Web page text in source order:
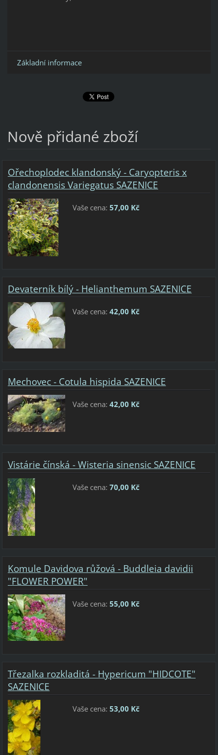
Základní informace
Nově přidané zboží
Ořechoplodec klandonský - Caryopteris x
clandonensis Variegatus SAZENICE
Vaše cena: 57,00 Kč
Devaterník bílý - Helianthemum SAZENICE
Vaše cena: 42,00 Kč
Mechovec - Cotula hispida SAZENICE
Vaše cena: 42,00 Kč
Vistárie čínská - Wisteria sinensic SAZENICE
Vaše cena: 70,00 Kč
Komule Davidova růžová - Buddleia davidii
"FLOWER POWER"
Vaše cena: 55,00 Kč
Třezalka rozkladitá - Hypericum "HIDCOTE"
SAZENICE
Vaše cena: 53,00 Kč